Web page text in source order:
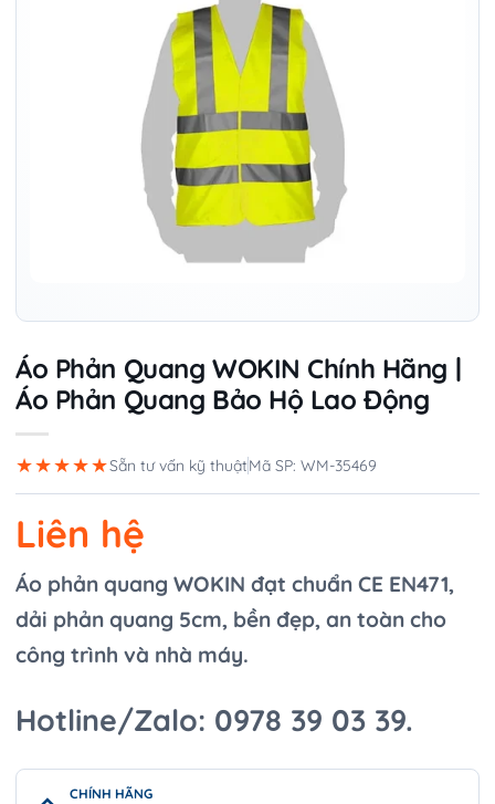
Áo Phản Quang WOKIN Chính Hãng |
Áo Phản Quang Bảo Hộ Lao Động
★★★★★Sẵn tư vấn kỹ thuậtMã SP: WM-35469
Liên hệ
Áo phản quang WOKIN đạt chuẩn CE EN471,
dải phản quang 5cm, bền đẹp, an toàn cho
công trình và nhà máy.
Hotline/Zalo: 0978 39 03 39.
CHÍNH HÃNG